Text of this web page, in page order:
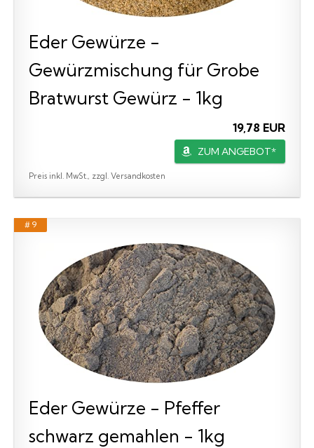
Eder Gewürze -
Gewürzmischung für Grobe
Bratwurst Gewürz - 1kg
19,78 EUR
ZUM ANGEBOT*
Preis inkl. MwSt., zzgl. Versandkosten
# 9
Eder Gewürze - Pfeffer
schwarz gemahlen - 1kg